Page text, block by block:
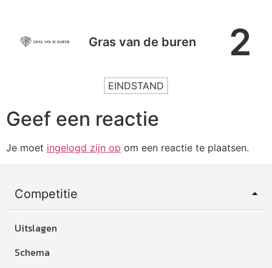
Gras van de buren 2
EINDSTAND
Geef een reactie
Je moet ingelogd zijn op om een reactie te plaatsen.
Competitie
Uitslagen
Schema